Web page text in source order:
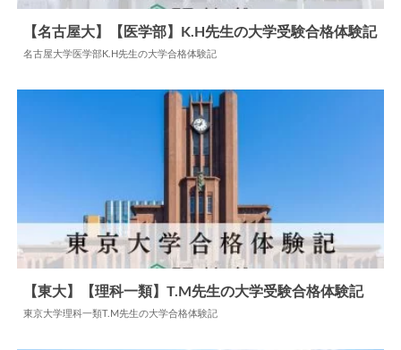
【名古屋大】【医学部】K.H先生の大学受験合格体験記
名古屋大学医学部K.H先生の大学合格体験記
【東大】【理科一類】T.M先生の大学受験合格体験記
東京大学理科一類T.M先生の大学合格体験記